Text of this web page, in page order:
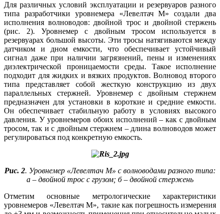
Для различных условий эксплуатации и резервуаров разного
ти­па разработчики уровнемера «Левелтач М» создали два
исполнения волноводов: двойной трос и двойной стержень
(рис. 2). Уровнемер с двойным тросом используется в
резервуарах большой высоты. Эти тросы натягиваются между
датчиком и дном емкости, что обеспечивает устойчивый
сигнал да­же при наличии загрязнений, пе­ны и изменениях
диэлектрической проницаемости среды. Такое исполнение
подходит для жидких и вязких продуктов. Волновод второго
ти­па представляет собой жесткую конструкцию из двух
параллельных стержней. Уровнемер с двойным стержнем
предназначен для установки в короткие и средние емкости.
Он обеспечивает стабильную работу в условиях высокого
давления. У уровнемеров обоих исполнений – как с двойным
тросом, так и с двойным стержнем – длина волноводов может
регулироваться под конкретную емкость.
Рис. 2. Уровнемер «Левелтач М» с волноводами разного типа:
а – двойной трос с грузом; б – двойной стержень
Отметим основные метрологические характеристики
уровнемеров «Левелтач М», такие как погрешность измерения